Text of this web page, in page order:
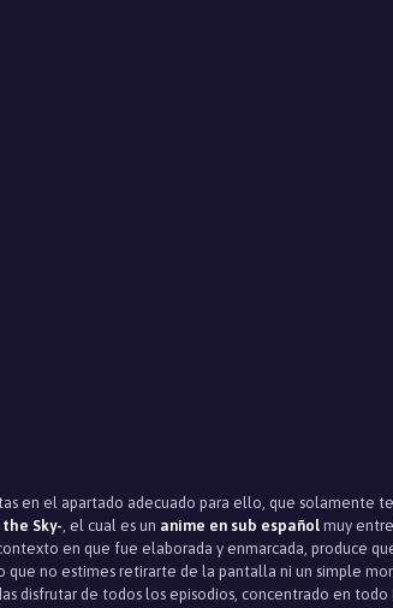
en el apartado adecuado para ello, que solamente
Sky-, el cual es un anime en sub español muy
en que fue elaborada y enmarcada, produce
que no estimes retirarte de la pantalla ni un simple
disfrutar de todos los episodios, concentrado en